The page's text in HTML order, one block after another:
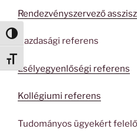
Nagy kontraszt váltása
Betűméret váltása
Rendezvényszervező
Gazdasági referens
Esélyegyenlőségi referens
Kollégiumi referens
Tudományos ügyekért